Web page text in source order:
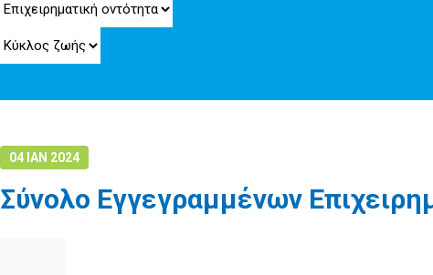
04 ΙΑΝ 2024
Σύνολο Εγγεγραμμένων